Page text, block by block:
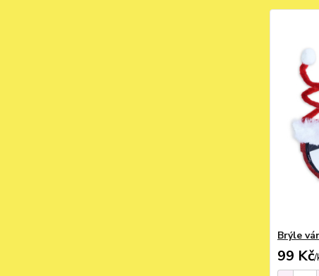
Brýle
99 Kč/